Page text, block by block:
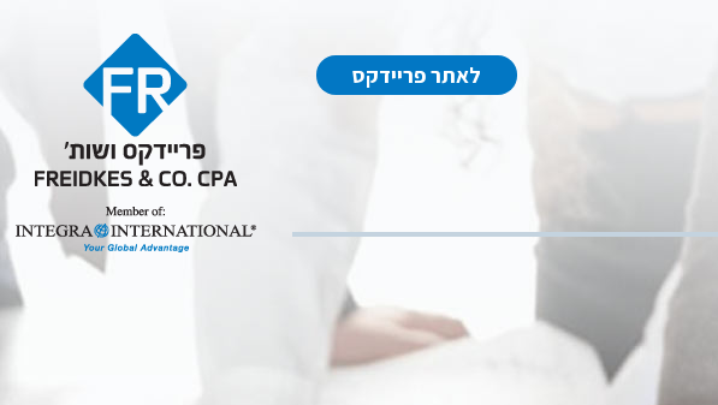
לאתר פריידקס